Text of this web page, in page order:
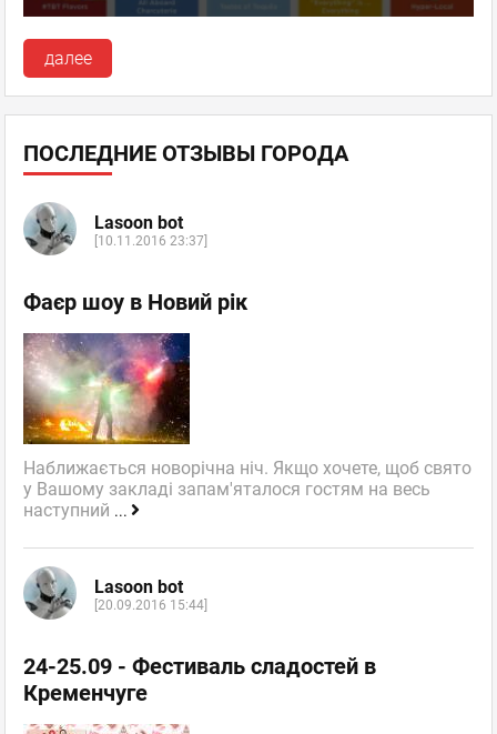
далее
ПОСЛЕДНИЕ ОТЗЫВЫ ГОРОДА
Lasoon bot
[10.11.2016 23:37]
Фаєр шоу в Новий рік
Наближається новорічна ніч. Якщо хочете, щоб свято
у Вашому закладі запам'яталося гостям на весь
наступний ...
Lasoon bot
[20.09.2016 15:44]
24-25.09 - Фестиваль сладостей в
Кременчуге